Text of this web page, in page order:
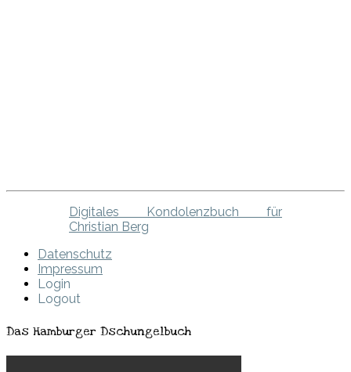
Digitales Kondolenzbuch für
Christian Berg
Datenschutz
Impressum
Login
Logout
Das Hamburger Dschungelbuch